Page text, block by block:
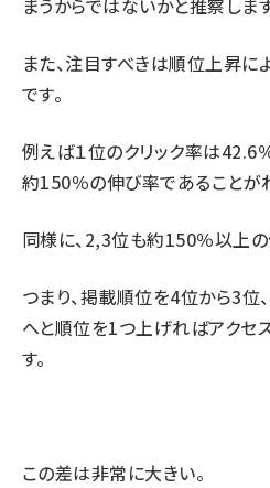
まうからではないかと推察します
また、注目すべきは順位上昇に
です。
例えば１位のクリック率は42.6
約150％の伸び率であることが
同様に、2,3位も約150％以上の
つまり、掲載順位を4位から3位
へと順位を1つ上げればアクセ
す。
この差は非常に大きい。